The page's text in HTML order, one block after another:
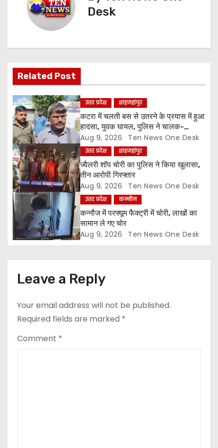
v
g
a
t
i
o
n
Desk
Related Post
उत्तर प्रदेश शाहजहांपुर
कटरा में चलती बस से उतरने के प्रयास में हुआ
हादसा, युवक घायल, पुलिस ने चालक-
परिचालक को पूंछताछ के लिए हिरासत में लिया
Aug 9, 2026 Ten News One Desk
उत्तर प्रदेश शाहजहांपुर
ज्वैलरी शॉप चोरी का पुलिस ने किया खुलासा,
तीन आरोपी गिरफ्तार
Aug 9, 2026 Ten News One Desk
उत्तर प्रदेश कन्नौज
कन्नौज में परफ्यूम फैक्ट्री में चोरी, लाखों का
सामान ले गए चोर
Aug 9, 2026 Ten News One Desk
Leave a Reply
Your email address will not be published.
Required fields are marked *
Comment *